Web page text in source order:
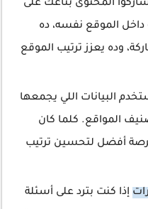
المحتوى بتاعك على
داخل الموقع نفسه، ده
وده يعزز ترتيب الموقع
البيانات اللي يجمعها
المواقع. كلما كان
أفضل لتحسين ترتيب
إذا كنت بترد على أسئلة